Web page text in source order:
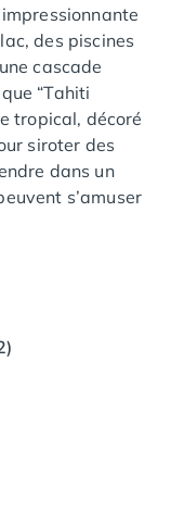
des piscines
cascade
“Tahiti
tropical, décoré
siroter des
dans un
s’amuser
et une
bouillonnant